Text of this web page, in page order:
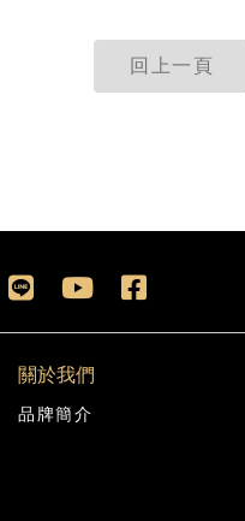
回上一頁
關於我們
品牌簡介